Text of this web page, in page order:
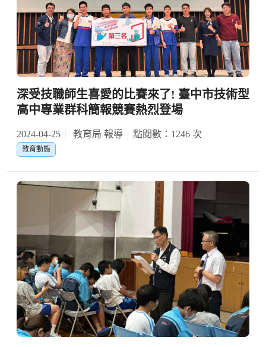
深受技職師生喜愛的比賽來了! 臺中市技術型
高中專業群科簡報競賽熱烈登場
2024-04-25 教育局 報導 點閱數：1246 次
教育動態